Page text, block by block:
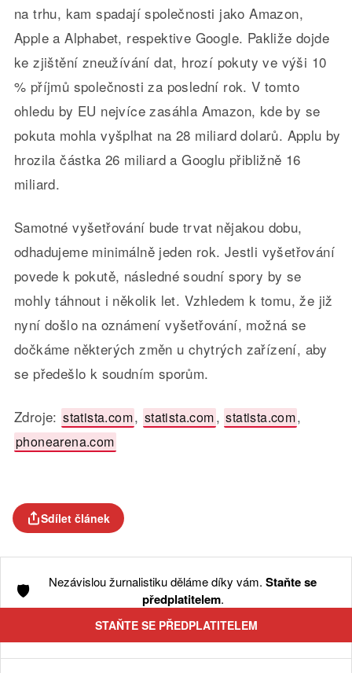
na trhu, kam spadají společnosti jako Amazon,
Apple a Alphabet, respektive Google. Pakliže dojde
ke zjištění zneužívání dat, hrozí pokuty ve výši 10
% příjmů společnosti za poslední rok. V tomto
ohledu by EU nejvíce zasáhla Amazon, kde by se
pokuta mohla vyšplhat na 28 miliard dolarů. Applu by
hrozila částka 26 miliard a Googlu přibližně 16
miliard.
Samotné vyšetřování bude trvat nějakou dobu,
odhadujeme minimálně jeden rok. Jestli vyšetřování
povede k pokutě, následné soudní spory by se
mohly táhnout i několik let. Vzhledem k tomu, že již
nyní došlo na oznámení vyšetřování, možná se
dočkáme některých změn u chytrých zařízení, aby
se předešlo k soudním sporům.
Zdroje: statista.com, statista.com, statista.com,
phonearena.com
Sdílet článek
🛡️ Nezávislou žurnalistiku děláme díky vám. Staňte se
předplatitelem.
STAŇTE SE PŘEDPLATITELEM